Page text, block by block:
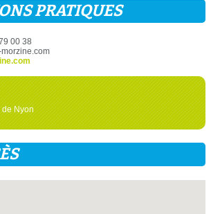
PRATIQUES
00 38
Nyon